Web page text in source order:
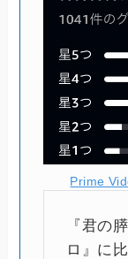
Prime
『君の
ロ』に